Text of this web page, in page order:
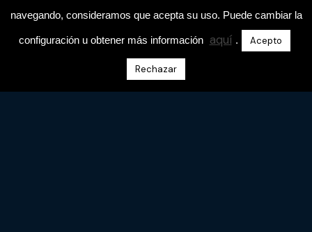
Construir una Red de
Contactos en el Mundo del
navegando, consideramos que acepta su uso. Puede cambiar la
configuración u obtener más información aquí . Acepto
Rechazar